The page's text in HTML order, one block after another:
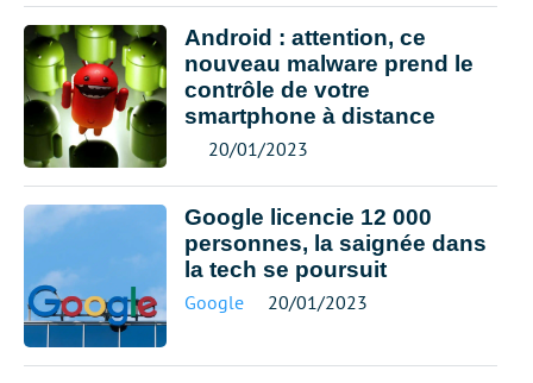
Android : attention, ce
nouveau malware prend le
contrôle de votre
smartphone à distance
20/01/2023
Google licencie 12 000
personnes, la saignée dans
la tech se poursuit
Google 20/01/2023